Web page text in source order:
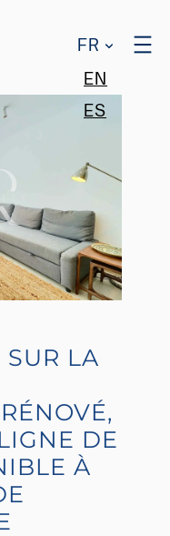
FR
EN
ES
SUR LA
DE
À